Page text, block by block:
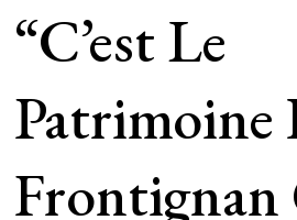
“C’est Le
Patrimoine
Frontignan